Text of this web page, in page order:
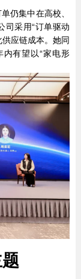
仍集中在高校、
司采用“订单驱动
应链成本。她同
有望以“家电形